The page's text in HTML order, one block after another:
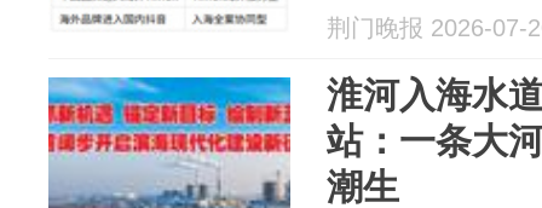
荆门晚报 2026-07-
淮河入海水
站：一条大
潮生